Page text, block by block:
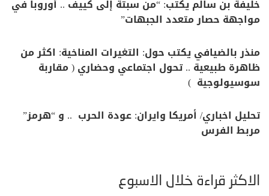
خليفة بن سالم يكتب: “من سبتة إلى كييف .. أوروبا في
مواجهة حصار متعدد الجبهات”
منذر بالضيافي يكتب حول: التغيرات المناخية: اكثر من
ظاهرة طبيعية .. تحول اجتماعي وحضاري ( مقاربة
سوسيولوجية )
تحليل اخباري/ أمريكا وايران: عودة الحرب .. و “هرمز”
مربط الفرس
الأكثر قراءة خلال الأسبوع